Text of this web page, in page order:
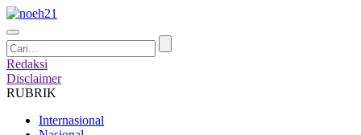
Redaksi
Disclaimer
RUBRIK
Internasional